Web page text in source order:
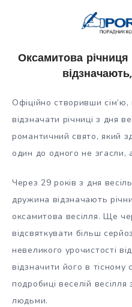
Оксамитова річниця
Офіційно створивши
відзначати річниці з дня
романтичний свято, який
один до одного не згасли,
Через 29 років з дня
дружина відзначають
оксамитова весілля. Ще
відсвяткувати більш
невеликого урочистості
відзначити його в тісному
подробиці веселій весілля
людьми.